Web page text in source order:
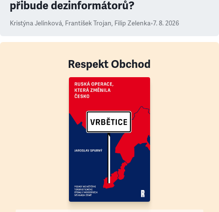
přibude dezinformátorů?
Kristýna Jelínková, František Trojan, Filip Zelenka•7. 8. 2026
Respekt Obchod